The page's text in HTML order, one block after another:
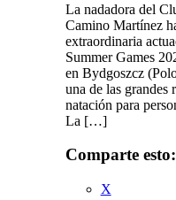
La nadadora del
Camino Martínez
extraordinaria
Summer Games
en Bydgoszcz
una de las grandes
natación para
La […]
Comparte esto:
X